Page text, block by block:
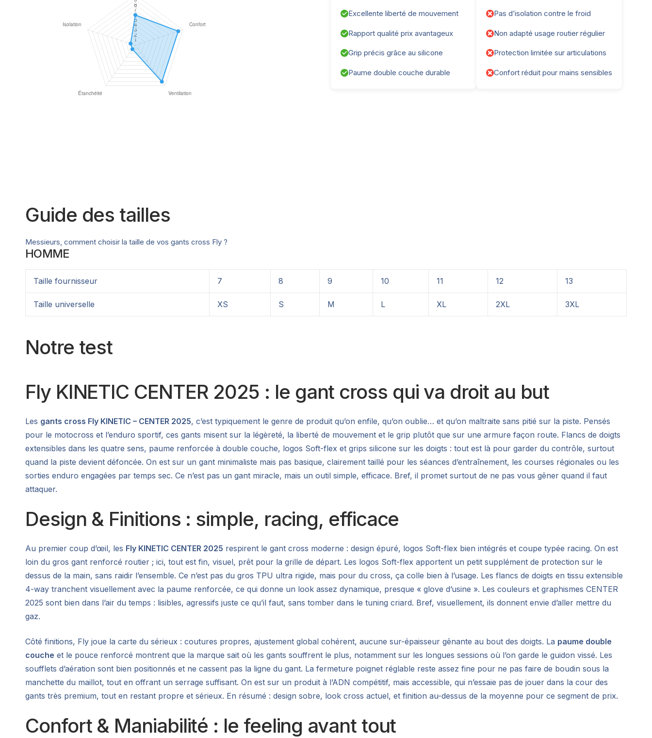
Excellente liberté de mouvement
Rapport qualité prix avantageux
Grip précis grâce au silicone
Paume double couche durable
Pas d’isolation contre le froid
Non adapté usage routier régulier
Protection limitée sur articulations
Confort réduit pour mains sensibles
Guide des tailles
Messieurs, comment choisir la taille de vos gants cross Fly ?
HOMME
Taille fournisseur 7 8 9 10 11 12 13
Taille universelle XS S M L XL 2XL 3XL
Notre test
Fly KINETIC CENTER 2025 : le gant cross qui va droit au but
Les gants cross Fly KINETIC – CENTER 2025, c’est typiquement le genre de produit qu’on enfile, qu’on oublie… et qu’on maltraite sans pitié sur la piste. Pensés
pour le motocross et l’enduro sportif, ces gants misent sur la légèreté, la liberté de mouvement et le grip plutôt que sur une armure façon route. Flancs de doigts
extensibles dans les quatre sens, paume renforcée à double couche, logos Soft-flex et grips silicone sur les doigts : tout est là pour garder du contrôle, surtout
quand la piste devient défoncée. On est sur un gant minimaliste mais pas basique, clairement taillé pour les séances d’entraînement, les courses régionales ou les
sorties enduro engagées par temps sec. Ce n’est pas un gant miracle, mais un outil simple, efficace. Bref, il promet surtout de ne pas vous gêner quand il faut
attaquer.
Design & Finitions : simple, racing, efficace
Au premier coup d’œil, les Fly KINETIC CENTER 2025 respirent le gant cross moderne : design épuré, logos Soft-flex bien intégrés et coupe typée racing. On est
loin du gros gant renforcé routier ; ici, tout est fin, visuel, prêt pour la grille de départ. Les logos Soft-flex apportent un petit supplément de protection sur le
dessus de la main, sans raidir l’ensemble. Ce n’est pas du gros TPU ultra rigide, mais pour du cross, ça colle bien à l’usage. Les flancs de doigts en tissu extensible
4-way tranchent visuellement avec la paume renforcée, ce qui donne un look assez dynamique, presque « glove d’usine ». Les couleurs et graphismes CENTER
2025 sont bien dans l’air du temps : lisibles, agressifs juste ce qu’il faut, sans tomber dans le tuning criard. Bref, visuellement, ils donnent envie d’aller mettre du
gaz.
Côté finitions, Fly joue la carte du sérieux : coutures propres, ajustement global cohérent, aucune sur-épaisseur gênante au bout des doigts. La paume double
couche et le pouce renforcé montrent que la marque sait où les gants souffrent le plus, notamment sur les longues sessions où l’on garde le guidon vissé. Les
soufflets d’aération sont bien positionnés et ne cassent pas la ligne du gant. La fermeture poignet réglable reste assez fine pour ne pas faire de boudin sous la
manchette du maillot, tout en offrant un serrage suffisant. On est sur un produit à l’ADN compétitif, mais accessible, qui n’essaie pas de jouer dans la cour des
gants très premium, tout en restant propre et sérieux. En résumé : design sobre, look cross actuel, et finition au-dessus de la moyenne pour ce segment de prix.
Confort & Maniabilité : le feeling avant tout